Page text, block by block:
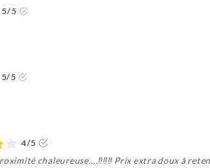
5/5
5/5
4/5
chaleureuse….‼️‼️‼️ Prix extra doux à